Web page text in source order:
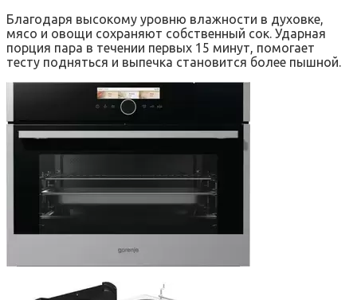
Благодаря высокому уровню влажности в духовке,
мясо и овощи сохраняют собственный сок. Ударная
порция пара в течении первых 15 минут, помогает
тесту подняться и выпечка становится более пышной.